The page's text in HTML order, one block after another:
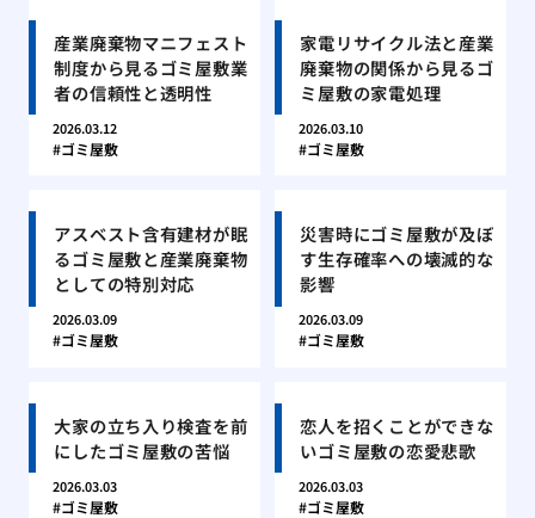
産業廃棄物マニフェスト
制度から見るゴミ屋敷業
者の信頼性と透明性
2026.03.12
ゴミ屋敷
家電リサイクル法と産業
廃棄物の関係から見るゴ
ミ屋敷の家電処理
2026.03.10
ゴミ屋敷
アスベスト含有建材が眠
るゴミ屋敷と産業廃棄物
としての特別対応
2026.03.09
ゴミ屋敷
災害時にゴミ屋敷が及ぼ
す生存確率への壊滅的な
影響
2026.03.09
ゴミ屋敷
大家の立ち入り検査を前
にしたゴミ屋敷の苦悩
2026.03.03
ゴミ屋敷
恋人を招くことができな
いゴミ屋敷の恋愛悲歌
2026.03.03
ゴミ屋敷